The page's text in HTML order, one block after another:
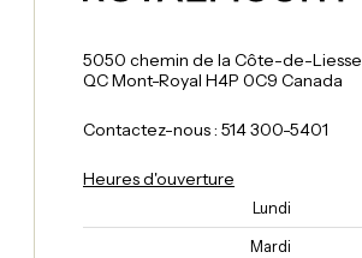
5050 chemin de la Côte-de-Liesse
QC Mont-Royal H4P 0C9 Canada
Contactez-nous : 514 300-5401
Heures d'ouverture
Lundi
Mardi